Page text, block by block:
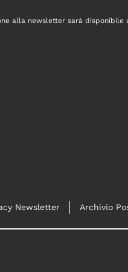
alla newsletter sarà disponibile
Newsletter Archivio